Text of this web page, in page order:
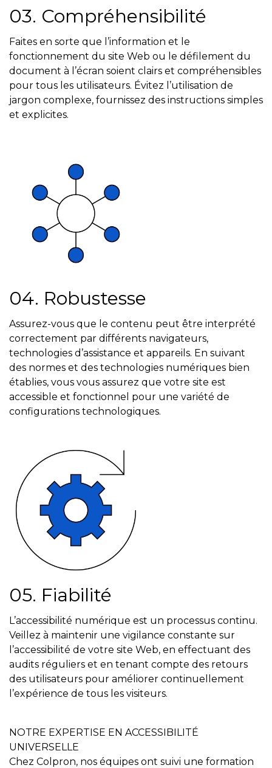
03. Compréhensibilité
Faites en sorte que l’information et le
fonctionnement du site Web ou le défilement du
document à l’écran soient clairs et compréhensibles
pour tous les utilisateurs. Évitez l’utilisation de
jargon complexe, fournissez des instructions simples
et explicites.
04. Robustesse
Assurez-vous que le contenu peut être interprété
correctement par différents navigateurs,
technologies d’assistance et appareils. En suivant
des normes et des technologies numériques bien
établies, vous vous assurez que votre site est
accessible et fonctionnel pour une variété de
configurations technologiques.
05. Fiabilité
L’accessibilité numérique est un processus continu.
Veillez à maintenir une vigilance constante sur
l’accessibilité de votre site Web, en effectuant des
audits réguliers et en tenant compte des retours
des utilisateurs pour améliorer continuellement
l’expérience de tous les visiteurs.
NOTRE EXPERTISE EN ACCESSIBILITÉ
UNIVERSELLE
Chez Colpron, nos équipes ont suivi une formation